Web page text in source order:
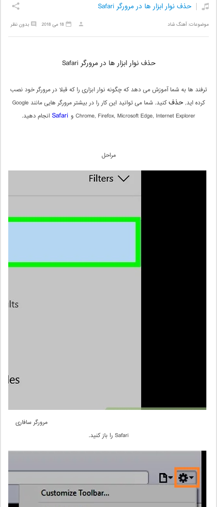
حذف نوار ابزار ها در مرورگر Safari
موضوعات:آهنگ شاد بدون نظر 18 می 2018
حذف نوار ابزار ها در مرورگر Safari
ترفند ها به شما آموزش می دهد که چگونه نوار ابزاری را که قبلا در مرورگر خود نصب
کرده اید, حذف
کنید. شما می توانید این کار را در بیشتر مرورگر هایی مانند Google
Chrome, Firefox, Microsoft Edge, Internet Explorer و
انجام دهید.
مراحل
مرورگر سافاری
Safari را باز کنید.